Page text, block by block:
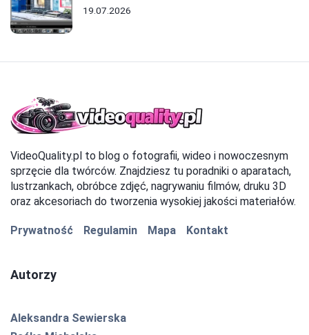
19.07.2026
VideoQuality.pl to blog o fotografii, wideo i nowoczesnym
sprzęcie dla twórców. Znajdziesz tu poradniki o aparatach,
lustrzankach, obróbce zdjęć, nagrywaniu filmów, druku 3D
oraz akcesoriach do tworzenia wysokiej jakości materiałów.
Prywatność Regulamin Mapa Kontakt
Autorzy
Aleksandra Sewierska